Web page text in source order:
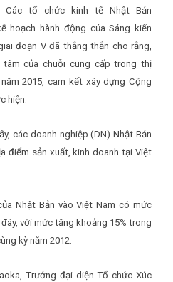
Các tổ chức kinh tế Nhật Bản
hoạch hành động của Sáng kiến
đoạn V đã thẳng thắn cho rằng,
của chuỗi cung cấp trong thị
2015, cam kết xây dựng Cộng
hiện.
các doanh nghiệp (DN) Nhật Bản
điểm sản xuất, kinh doanh tại Việt
Nhật Bản vào Việt Nam có mức
với mức tăng khoảng 15% trong
kỳ năm 2012.
Trưởng đại diện Tổ chức Xúc